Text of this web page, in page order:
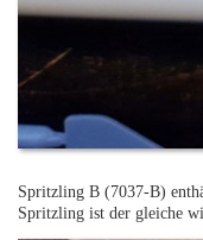
Spritzling B (7037-B)
Spritzling ist der gleiche